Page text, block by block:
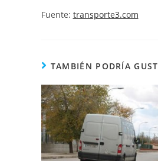
Fuente: transporte3.com
TAMBIÉN PODRÍA